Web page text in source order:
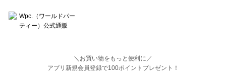
＼お買い物をもっと便利に／
アプリ新規会員登録で100ポイントプレゼント！